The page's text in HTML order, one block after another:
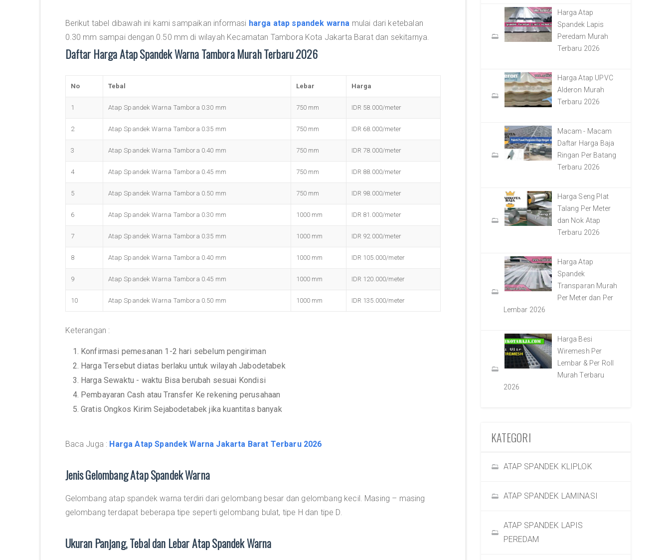
Berikut tabel dibawah ini kami sampaikan informasi harga atap spandek warna mulai dari ketebalan
0.30 mm sampai dengan 0.50 mm di wilayah Kecamatan Tambora Kota Jakarta Barat dan sekitarnya.
Daftar Harga Atap Spandek Warna Tambora Murah Terbaru 2026
No Tebal Lebar Harga
1 Atap Spandek Warna Tambora 0.30 mm 750 mm IDR 58.000/meter
2 Atap Spandek Warna Tambora 0.35 mm 750 mm IDR 68.000/meter
3 Atap Spandek Warna Tambora 0.40 mm 750 mm IDR 78.000/meter
4 Atap Spandek Warna Tambora 0.45 mm 750 mm IDR 88.000/meter
5 Atap Spandek Warna Tambora 0.50 mm 750 mm IDR 98.000/meter
6 Atap Spandek Warna Tambora 0.30 mm 1000 mm IDR 81.000/meter
7 Atap Spandek Warna Tambora 0.35 mm 1000 mm IDR 92.000/meter
8 Atap Spandek Warna Tambora 0.40 mm 1000 mm IDR 105.000/meter
9 Atap Spandek Warna Tambora 0.45 mm 1000 mm IDR 120.000/meter
10 Atap Spandek Warna Tambora 0.50 mm 1000 mm IDR 135.000/meter
Keterangan :
1. Konfirmasi pemesanan 1-2 hari sebelum pengiriman
2. Harga Tersebut diatas berlaku untuk wilayah Jabodetabek
3. Harga Sewaktu - waktu Bisa berubah sesuai Kondisi
4. Pembayaran Cash atau Transfer Ke rekening perusahaan
5. Gratis Ongkos Kirim Sejabodetabek jika kuantitas banyak
Baca Juga : Harga Atap Spandek Warna Jakarta Barat Terbaru 2026
Jenis Gelombang Atap Spandek Warna
Gelombang atap spandek warna terdiri dari gelombang besar dan gelombang kecil. Masing – masing
gelombang terdapat beberapa tipe seperti gelombang bulat, tipe H dan tipe D.
Ukuran Panjang, Tebal dan Lebar Atap Spandek Warna
Harga Atap
Spandek Lapis
Peredam Murah
Terbaru 2026
Harga Atap UPVC
Alderon Murah
Terbaru 2026
Macam - Macam
Daftar Harga Baja
Ringan Per Batang
Terbaru 2026
Harga Seng Plat
Talang Per Meter
dan Nok Atap
Terbaru 2026
Harga Atap
Spandek
Transparan Murah
Per Meter dan Per
Lembar 2026
Harga Besi
Wiremesh Per
Lembar & Per Roll
Murah Terbaru
2026
KATEGORI
ATAP SPANDEK KLIPLOK
ATAP SPANDEK LAMINASI
ATAP SPANDEK LAPIS
PEREDAM